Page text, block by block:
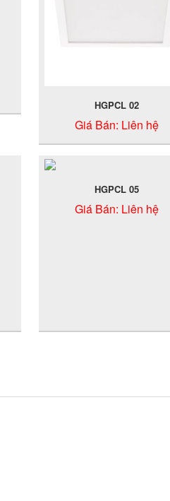
HGPCL 02
Giá Bán: Liên hệ
HGPCL 05
Giá Bán: Liên hệ